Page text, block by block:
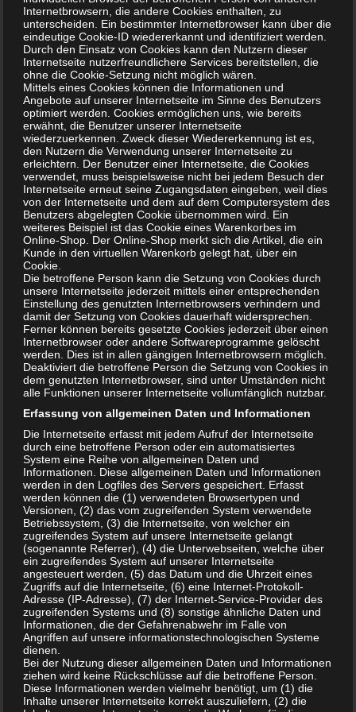
Nach der europäischen Biozidverordnung (EU) Nr. 528/2012
gilt ein Produkt als Biozidprodukt, wenn es dazu bestimmt
ist, Schadorganismen (z. B. Bakterien, Viren, Pilze) durch
chemische oder biologische Wirkung zu bekämpfen,
unschädlich zu machen oder ihre Wirkung zu verhindern.
Daraus folgt:
• Ein Hygienereiniger kann ein gewöhnliches
Reinigungsmittel sein, das lediglich Schmutz entfernt und
dadurch die Hygiene verbessert. Dann fällt es grundsätzlich
unter die Regelungen für Reinigungsmittel, nicht unter die
Biozidverordnung.
• Ein Hygienereiniger kann zugleich ein Desinfektionsmittel
bzw. Biozidprodukt sein, wenn mit antimikrobiellen
Wirkungen geworben wird, etwa:
◦ „bakterizid“
◦ „viruzid“
◦ „tötet 99,9 % der Bakterien“
◦ „desinfiziert“
◦ „wirkt gegen Pilze“
In diesem Fall ist regelmäßig eine Einordnung als
Biozidprodukt zu prüfen.
Bei der behördlichen Bewertung wird insbesondere auf
folgende Aspekte geschaut:
1. Welche Wirkstoffe enthalten sind.
2. Welche Wirkungen auf Etikett, Werbung und
Sicherheitsdatenblatt beansprucht werden.
3. Welcher Verwendungszweck angegeben ist.
Ein Produkt kann daher „Hygienereiniger“ heißen und kein
Biozid sein, während ein anderes Produkt mit derselben
Bezeichnung aufgrund seiner ausgelobten
Desinfektionswirkung ein Biozidprodukt (Produktart 2 oder 4,
je nach Anwendung) ist.
Danke für die Info!
Internetbrowsern, die andere Cookies enthalten, zu
unterscheiden. Ein bestimmter Internetbrowser kann über die
eindeutige Cookie-ID wiedererkannt und identifiziert werden.
Durch den Einsatz von Cookies kann den Nutzern dieser
Internetseite nutzerfreundlichere Services bereitstellen, die
ohne die Cookie-Setzung nicht möglich wären.
Mittels eines Cookies können die Informationen und
Angebote auf unserer Internetseite im Sinne des Benutzers
optimiert werden. Cookies ermöglichen uns, wie bereits
erwähnt, die Benutzer unserer Internetseite
wiederzuerkennen. Zweck dieser Wiedererkennung ist es,
den Nutzern die Verwendung unserer Internetseite zu
erleichtern. Der Benutzer einer Internetseite, die Cookies
verwendet, muss beispielsweise nicht bei jedem Besuch der
Internetseite erneut seine Zugangsdaten eingeben, weil dies
von der Internetseite und dem auf dem Computersystem des
Benutzers abgelegten Cookie übernommen wird. Ein
weiteres Beispiel ist das Cookie eines Warenkorbes im
Online-Shop. Der Online-Shop merkt sich die Artikel, die ein
Kunde in den virtuellen Warenkorb gelegt hat, über ein
Cookie.
Die betroffene Person kann die Setzung von Cookies durch
unsere Internetseite jederzeit mittels einer entsprechenden
Einstellung des genutzten Internetbrowsers verhindern und
damit der Setzung von Cookies dauerhaft widersprechen.
Ferner können bereits gesetzte Cookies jederzeit über einen
Internetbrowser oder andere Softwareprogramme gelöscht
werden. Dies ist in allen gängigen Internetbrowsern möglich.
Deaktiviert die betroffene Person die Setzung von Cookies in
dem genutzten Internetbrowser, sind unter Umständen nicht
alle Funktionen unserer Internetseite vollumfänglich nutzbar.
Erfassung von allgemeinen Daten und Informationen
Die Internetseite erfasst mit jedem Aufruf der Internetseite
durch eine betroffene Person oder ein automatisiertes
System eine Reihe von allgemeinen Daten und
Informationen. Diese allgemeinen Daten und Informationen
werden in den Logfiles des Servers gespeichert. Erfasst
werden können die (1) verwendeten Browsertypen und
Versionen, (2) das vom zugreifenden System verwendete
Betriebssystem, (3) die Internetseite, von welcher ein
zugreifendes System auf unsere Internetseite gelangt
(sogenannte Referrer), (4) die Unterwebseiten, welche über
ein zugreifendes System auf unserer Internetseite
angesteuert werden, (5) das Datum und die Uhrzeit eines
Zugriffs auf die Internetseite, (6) eine Internet-Protokoll-
Adresse (IP-Adresse), (7) der Internet-Service-Provider des
zugreifenden Systems und (8) sonstige ähnliche Daten und
Informationen, die der Gefahrenabwehr im Falle von
Angriffen auf unsere informationstechnologischen Systeme
dienen.
Bei der Nutzung dieser allgemeinen Daten und Informationen
ziehen wird keine Rückschlüsse auf die betroffene Person.
Diese Informationen werden vielmehr benötigt, um (1) die
Inhalte unserer Internetseite korrekt auszuliefern, (2) die